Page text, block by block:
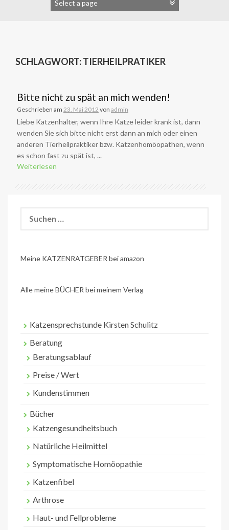
SCHLAGWORT:TIERHEILPRATIKER
Bitte nicht zu spät an mich wenden!
Geschrieben am 23. Mai 2012 von admin
Liebe Katzenhalter, wenn Ihre Katze leider krank ist, dann
wenden Sie sich bitte nicht erst dann an mich oder einen
anderen Tierheilpraktiker bzw. Katzenhomöopathen, wenn
es schon fast zu spät ist, ...
Weiterlesen
nach:
Meine KATZENRATGEBER bei amazon
Alle meine BÜCHER bei meinem Verlag
Katzensprechstunde Kirsten Schulitz
Beratung
Beratungsablauf
Preise / Wert
Kundenstimmen
Bücher
Katzengesundheitsbuch
Natürliche Heilmittel
Symptomatische Homöopathie
Katzenfibel
Arthrose
Haut- und Fellprobleme